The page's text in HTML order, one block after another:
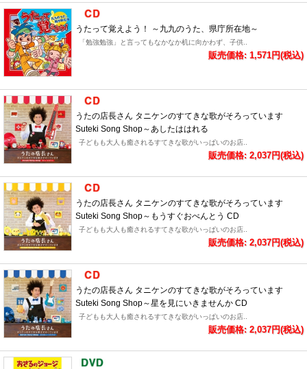
うたって覚えよう！ ～九九のうた、県庁所在地～
「勉強勉強」と言ってもなかなか机に向かわず、子供..
販売価格: 1,571円(税込)
うたの店長さん タニケンのすてきな歌がそろっています
Suteki Song Shop～あしたははれる
子どもも大人も癒されるすてきな歌がいっぱいのお店..
販売価格: 2,037円(税込)
うたの店長さん タニケンのすてきな歌がそろっています
Suteki Song Shop～もうすぐおべんとう CD
子どもも大人も癒されるすてきな歌がいっぱいのお店..
販売価格: 2,037円(税込)
うたの店長さん タニケンのすてきな歌がそろっています
Suteki Song Shop～星を見にいきませんか CD
子どもも大人も癒されるすてきな歌がいっぱいのお店..
販売価格: 2,037円(税込)